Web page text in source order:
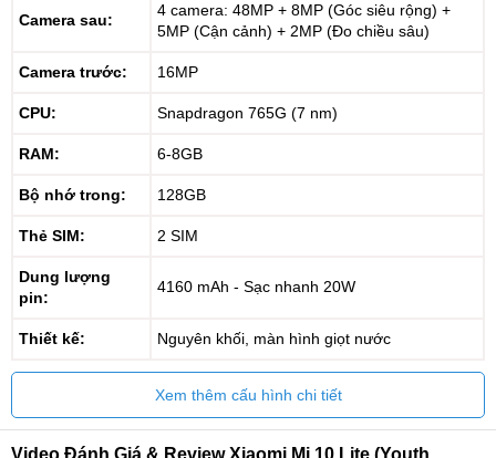
Camera sau:
4 camera: 48MP + 8MP (Góc siêu rộng) +
5MP (Cận cảnh) + 2MP (Đo chiều sâu)
Camera trước: 16MP
CPU: Snapdragon 765G (7 nm)
RAM: 6-8GB
Bộ nhớ trong: 128GB
Thẻ SIM: 2 SIM
Dung lượng
pin:
4160 mAh - Sạc nhanh 20W
Thiết kế: Nguyên khối, màn hình giọt nước
Xem thêm cấu hình chi tiết
Video Đánh Giá & Review Xiaomi Mi 10 Lite (Youth